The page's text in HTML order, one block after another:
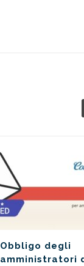
Obbligo degli
amministratori